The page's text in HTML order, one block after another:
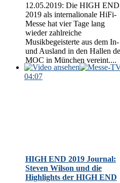
12.05.2019: Die HIGH END
2019 als internalionale HiFi-
Messe hat vier Tage lang
wieder zahlreiche
Musikbegeisterte aus dem In-
und Ausland in den Hallen
MOC in München vereint....
04:07
HIGH END 2019 Journal:
Steven Wilson und die
Highlights der HIGH END